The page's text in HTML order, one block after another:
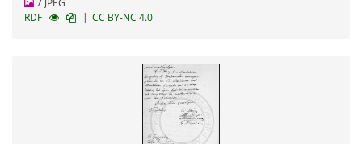
RDF
| CC BY-NC 4.0